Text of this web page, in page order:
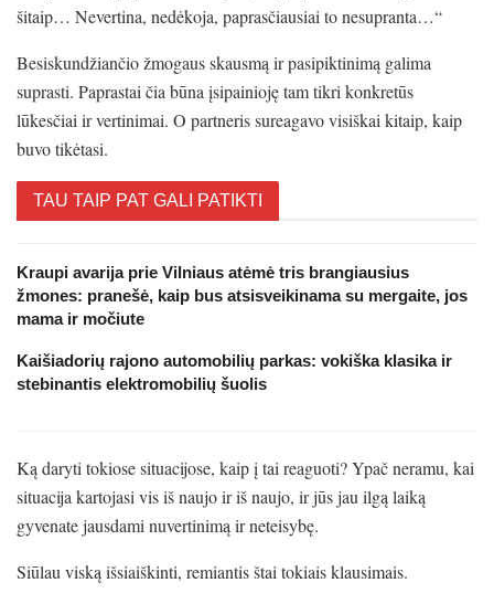
šitaip… Nevertina, nedėkoja, paprasčiausiai to nesupranta…“
Besiskundžiančio žmogaus skausmą ir pasipiktinimą galima
suprasti. Paprastai čia būna įsipainioję tam tikri konkretūs
lūkesčiai ir vertinimai. O partneris sureagavo visiškai kitaip, kaip
buvo tikėtasi.
TAU TAIP PAT GALI PATIKTI
Kraupi avarija prie Vilniaus atėmė tris brangiausius
žmones: pranešė, kaip bus atsisveikinama su mergaite, jos
mama ir močiute
Kaišiadorių rajono automobilių parkas: vokiška klasika ir
stebinantis elektromobilių šuolis
Ką daryti tokiose situacijose, kaip į tai reaguoti? Ypač neramu, kai
situacija kartojasi vis iš naujo ir iš naujo, ir jūs jau ilgą laiką
gyvenate jausdami nuvertinimą ir neteisybę.
Siūlau viską išsiaiškinti, remiantis štai tokiais klausimais.